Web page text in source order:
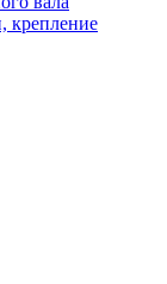
крепление